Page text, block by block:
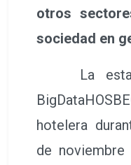
otros
sociedad en
La
hotelera
de